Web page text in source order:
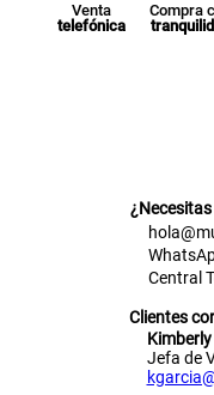
Venta
telefónica
Compra
Central
Clientes
Jefa de